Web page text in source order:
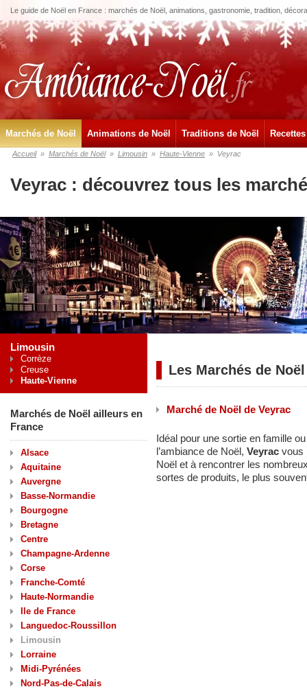
Le guide de Noël en France : marchés de Noël, animations, gastronomie, tradition,
Marchés de Noël Animations de Noël Traditions de Noël
Accueil » Marchés de Noël » Limousin » Haute-Vienne » Veyrac
Veyrac : découvrez tous les
Limousin
Corrèze
Creuse
Haute-Vienne
Marchés de Noël ailleurs en
France
Alsace
Aquitaine
Auvergne
Basse-Normandie
Bourgogne
Bretagne
Centre
Champagne-Ardenne
Corse
Franche-Comté
Haute-Normandie
Ile de France
Languedoc-Roussillon
Limousin
Lorraine
Midi-Pyrénées
Nord-Pas-de-Calais
Les Marchés de
Marché de Noël de Veyrac
Idéal pour une sortie en famille
l’ambiance de Noël, Veyrac vous
Noël et à rencontrer les
sortes de produits, le plus